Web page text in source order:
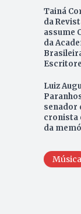
Tainá
da
assume
da
Luiz
senador
cronista
da
Música